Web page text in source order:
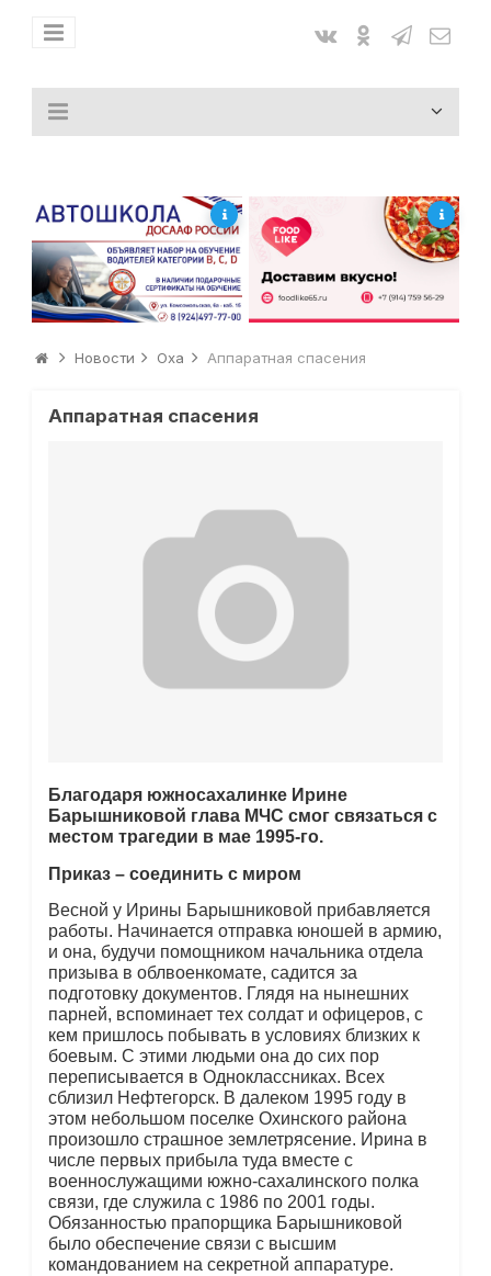
Новости Оха Аппаратная спасения
Аппаратная спасения
Благодаря южносахалинке Ирине
Барышниковой глава МЧС смог связаться с
местом трагедии в мае 1995-го.
Приказ – соединить с миром
Весной у Ирины Барышниковой прибавляется
работы. Начинается отправка юношей в армию,
и она, будучи помощником начальника отдела
призыва в облвоенкомате, садится за
подготовку документов. Глядя на нынешних
парней, вспоминает тех солдат и офицеров, с
кем пришлось побывать в условиях близких к
боевым. С этими людьми она до сих пор
переписывается в Одноклассниках. Всех
сблизил Нефтегорск. В далеком 1995 году в
этом небольшом поселке Охинского района
произошло страшное землетрясение. Ирина в
числе первых прибыла туда вместе с
военнослужащими южно-сахалинского полка
связи, где служила с 1986 по 2001 годы.
Обязанностью прапорщика Барышниковой
было обеспечение связи с высшим
командованием на секретной аппаратуре.